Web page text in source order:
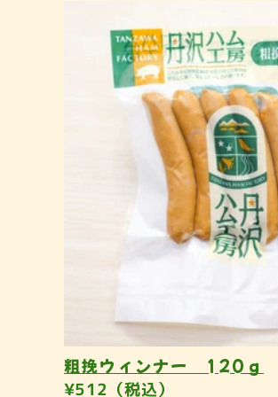
粗挽ウィンナー 120ｇ
¥512（税込）